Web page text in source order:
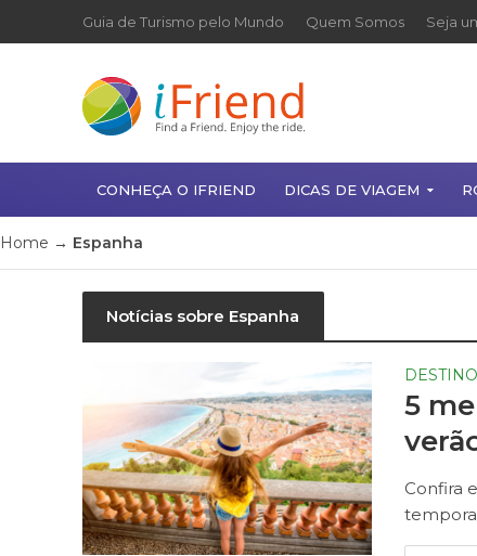
Guia de Turismo pelo Mundo Quem Somos Seja
CONHEÇA O IFRIEND DICAS DE VIAGEM
Home → Espanha
Notícias sobre Espanha
5
Confira